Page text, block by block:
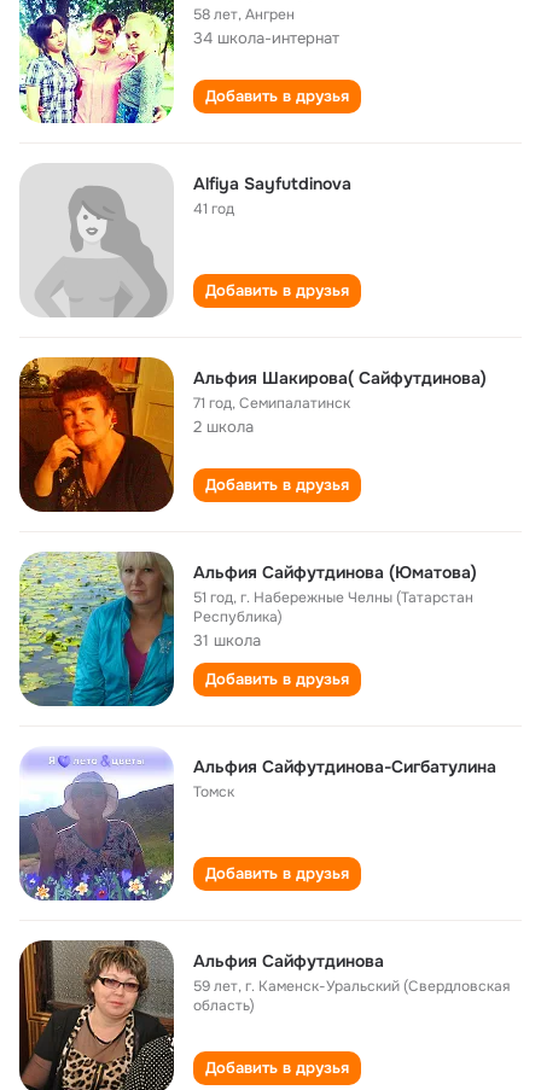
58 лет,Ангрен
34 школа-интернат
Добавить в друзья
Alfiya Sayfutdinova
41 год
Добавить в друзья
Альфия Шакирова( Сайфутдинова)
71 год,Семипалатинск
2 школа
Добавить в друзья
Альфия Сайфутдинова (Юматова)
51 год,г. Набережные Челны (Татарстан
Республика)
31 школа
Добавить в друзья
Альфия Сайфутдинова-Сигбатулина
Томск
Добавить в друзья
Альфия Сайфутдинова
59 лет,г. Каменск-Уральский (Свердловская
область)
Добавить в друзья